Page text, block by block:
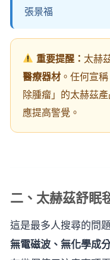
張景福
重要提醒： 太赫
醫療器材 。任何宣
除腫瘤」的太赫茲
應提高警覺。
二、太赫茲舒眠
這是最多人搜尋的問
無電磁波、無化學成